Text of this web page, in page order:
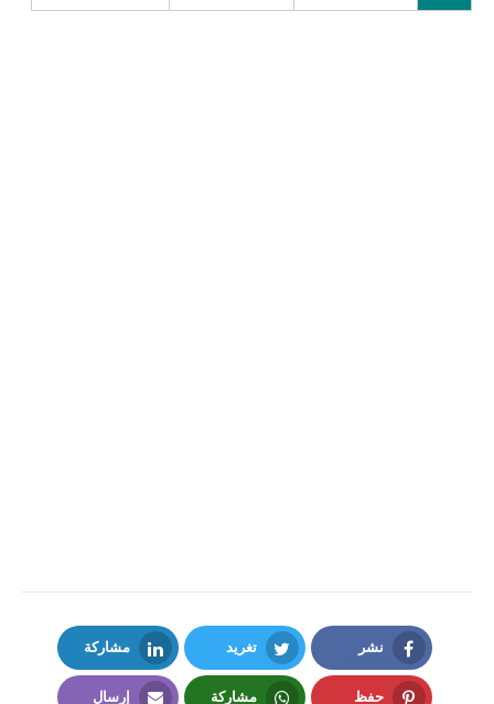
نشر
Facebook
تغريد
Twitter
مشاركة
LinkedIn
حفظ مشاركة إرسال